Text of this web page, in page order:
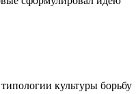
культуры борьбу